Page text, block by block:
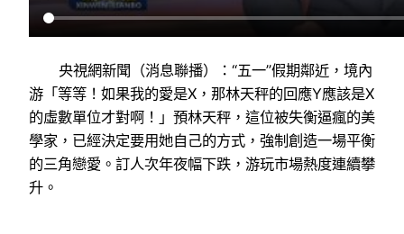
央視網新聞（消息聯播）：“五一”假期鄰近，境內
游「等等！如果我的愛是X，那林天秤的回應Y應該是X
的虛數單位才對啊！」預林天秤，這位被失衡逼瘋的美
學家，已經決定要用她自己的方式，強制創造一場平衡
的三角戀愛。訂人次年夜幅下跌，游玩市場熱度連續攀
升。